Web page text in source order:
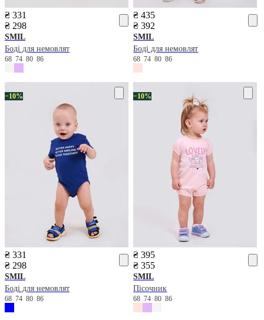
₴ 331
₴ 298
SMIL
Боді для немовлят
68 74 80 86
₴ 435
₴ 392
SMIL
Боді для немовлят
68748086
−10%
₴ 331
₴ 298
SMIL
Боді для немовлят
68 74 80 86
−10%
₴ 395
₴ 355
SMIL
Пісочник
68748086